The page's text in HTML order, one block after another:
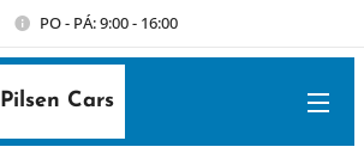
PO - PÁ: 9:00 - 16:00
Pilsen Cars